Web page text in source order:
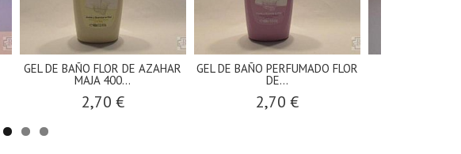
GEL DE BAÑO FLOR DE AZAHAR
MAJA 400...
2,70 €
GEL DE BAÑO PERFUMADO FLOR
DE...
2,70 €